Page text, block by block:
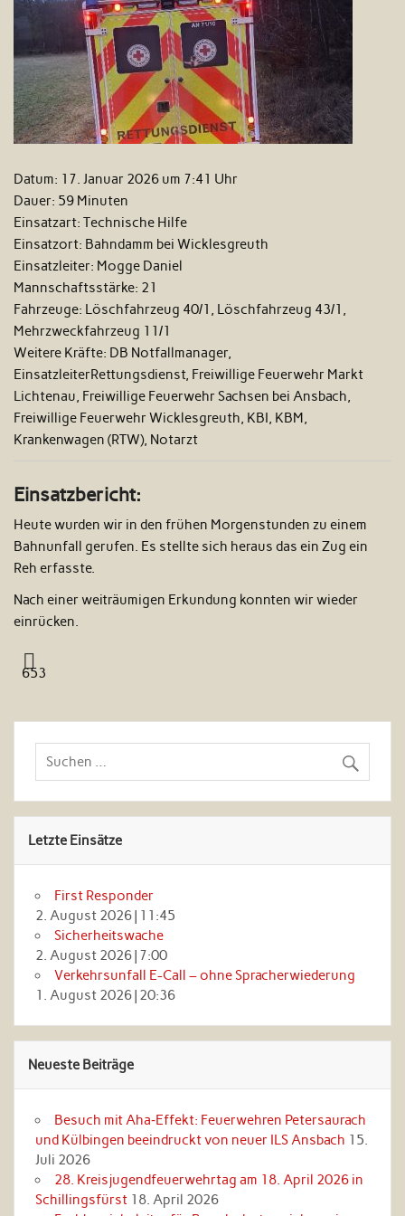
Datum: 17. Januar 2026 um 7:41 Uhr
Dauer: 59 Minuten
Einsatzart: Technische Hilfe
Einsatzort: Bahndamm bei Wicklesgreuth
Einsatzleiter: Mogge Daniel
Mannschaftsstärke: 21
Fahrzeuge: Löschfahrzeug 40/1, Löschfahrzeug 43/1,
Mehrzweckfahrzeug 11/1
Weitere Kräfte: DB Notfallmanager,
EinsatzleiterRettungsdienst, Freiwillige Feuerwehr Markt
Lichtenau, Freiwillige Feuerwehr Sachsen bei Ansbach,
Freiwillige Feuerwehr Wicklesgreuth, KBI, KBM,
Krankenwagen (RTW), Notarzt
Einsatzbericht:
Heute wurden wir in den frühen Morgenstunden zu einem
Bahnunfall gerufen. Es stellte sich heraus das ein Zug ein
Reh erfasste.
Nach einer weiträumigen Erkundung konnten wir wieder
einrücken.
653
Letzte Einsätze
First Responder
2. August 2026| 11:45
Sicherheitswache
2. August 2026| 7:00
Verkehrsunfall E-Call – ohne Spracherwiederung
1. August 2026| 20:36
Neueste Beiträge
Besuch mit Aha‑Effekt: Feuerwehren Petersaurach
und Külbingen beeindruckt von neuer ILS Ansbach 15.
Juli 2026
28. Kreisjugendfeuerwehrtag am 18. April 2026 in
Schillingsfürst 18. April 2026